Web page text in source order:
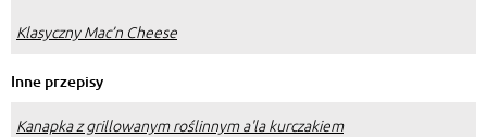
Klasyczny Mac’n Cheese
Inne przepisy
Kanapka z grillowanym roślinnym a'la kurczakiem